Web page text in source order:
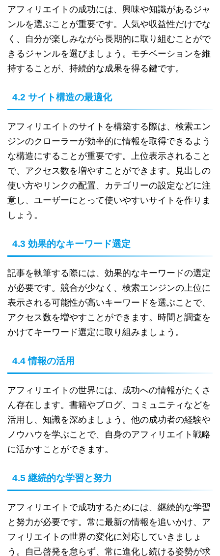
アフィリエイトの成功には、興味や知識があるジャ
ンルを選ぶことが重要です。人気や収益性だけでな
く、自分が楽しみながら長期的に取り組むことがで
きるジャンルを選びましょう。モチベーションを維
持することが、持続的な成果を得る鍵です。
4.2 サイト構造の最適化
アフィリエイトのサイトを構築する際は、検索エン
ジンのクローラーが効率的に情報を取得できるよう
な構造にすることが重要です。上位表示されること
で、アクセス数を増やすことができます。見出しの
使い方やリンクの配置、カテゴリーの設定などに注
意し、ユーザーにとって使いやすいサイトを作りま
しょう。
4.3 効果的なキーワード選定
記事を執筆する際には、効果的なキーワードの選定
が必要です。競合が少なく、検索エンジンの上位に
表示される可能性が高いキーワードを選ぶことで、
アクセス数を増やすことができます。時間と調査を
かけてキーワード選定に取り組みましょう。
4.4 情報の活用
アフィリエイトの世界には、成功への情報がたくさ
ん存在します。書籍やブログ、コミュニティなどを
活用し、知識を深めましょう。他の成功者の経験や
ノウハウを学ぶことで、自身のアフィリエイト戦略
に活かすことができます。
4.5 継続的な学習と努力
アフィリエイトで成功するためには、継続的な学習
と努力が必要です。常に最新の情報を追いかけ、ア
フィリエイトの世界の変化に対応していきましょ
う。自己啓発を怠らず、常に進化し続ける姿勢が求